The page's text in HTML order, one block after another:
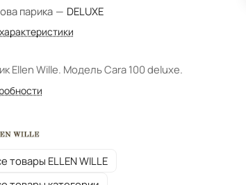
парика — DELUXE
Ellen Wille. Модель Cara 100 deluxe.
товары ELLEN WILLE